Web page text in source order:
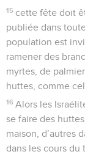
15 cette fête doit
publiée dans
population est
ramener des
myrtes, de
huttes, comme
16 Alors les
se faire des
maison, d’autres
dans les cours du